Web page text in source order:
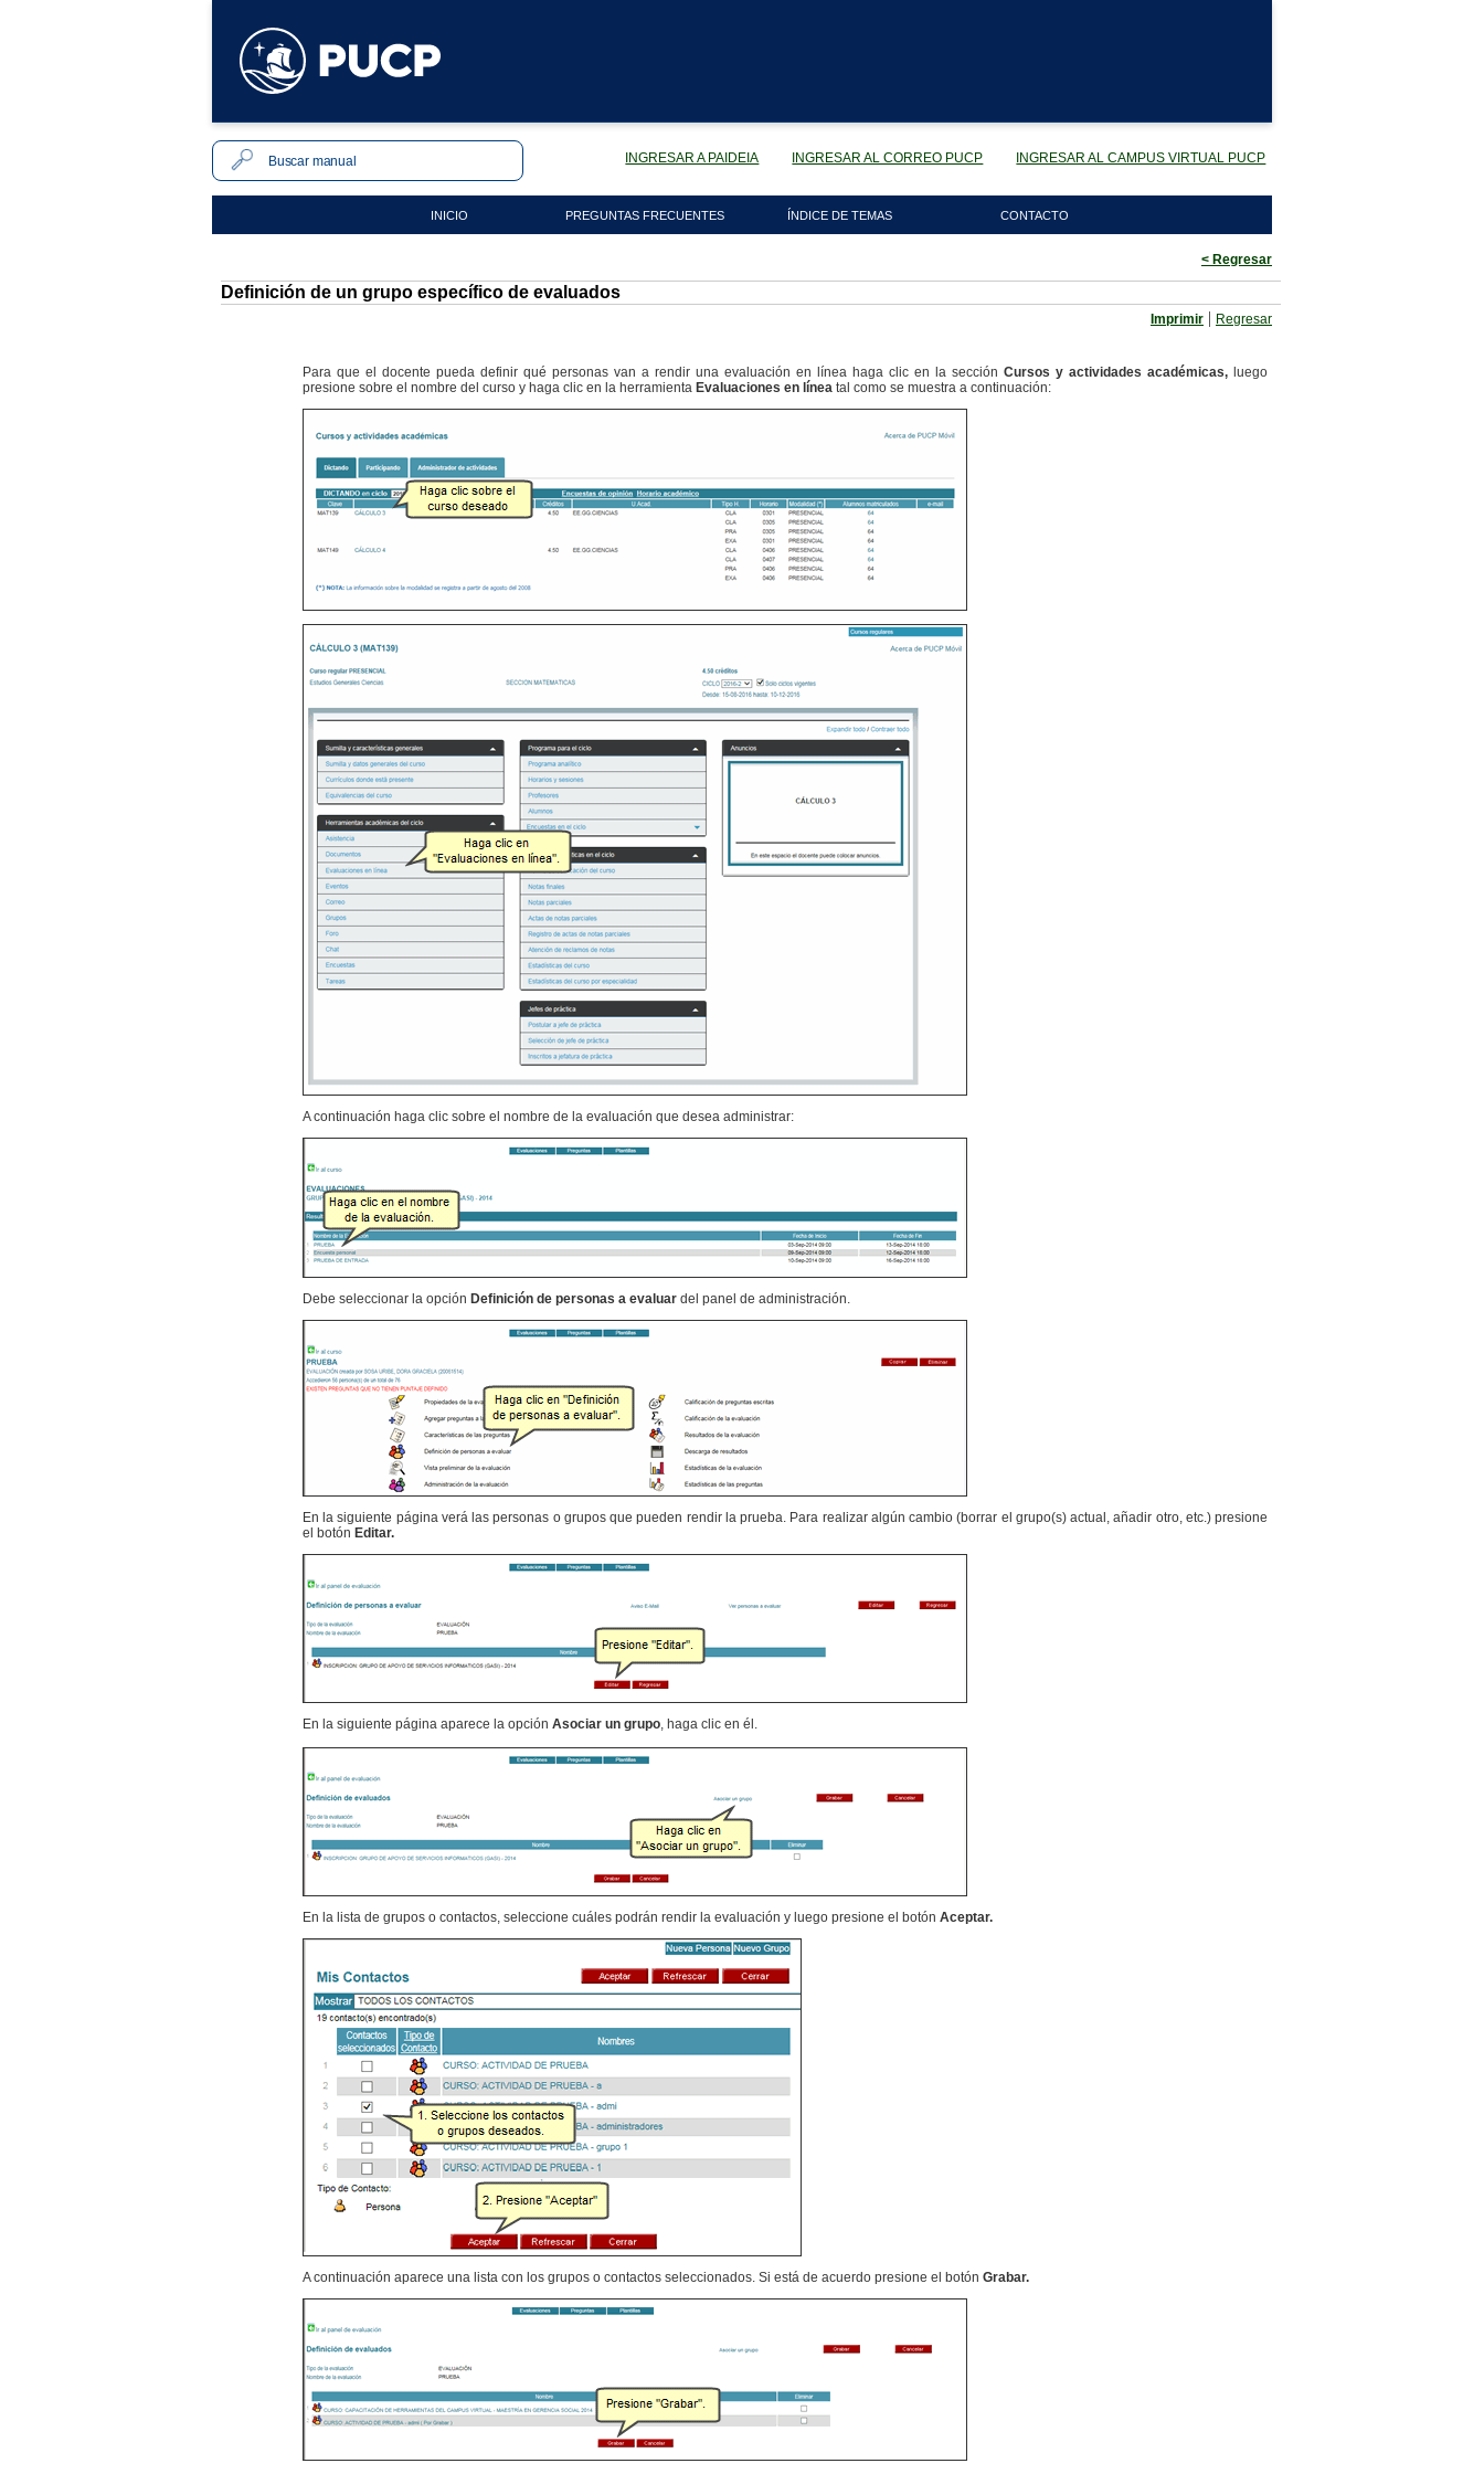
INGRESAR A PAIDEIA INGRESAR AL CORREO PUCP INGRESAR AL CAMPUS VIRTUAL PUCP
INICIO PREGUNTAS FRECUENTES ÍNDICE DE TEMAS CONTACTO
< Regresar
Definición de un grupo específico de evaluados
Imprimir | Regresar
Para que el docente pueda definir qué personas van a rendir una evaluación en línea haga clic en la sección Cursos y actividades académicas, luego
presione sobre el nombre del curso y haga clic en la herramienta Evaluaciones en línea tal como se muestra a continuación:
A continuación haga clic sobre el nombre de la evaluación que desea administrar:
Debe seleccionar la opción Definición de personas a evaluar del panel de administración.
En la siguiente página verá las personas o grupos que pueden rendir la prueba. Para realizar algún cambio (borrar el grupo(s) actual, añadir otro, etc.) presione
el botón Editar.
En la siguiente página aparece la opción Asociar un grupo, haga clic en él.
En la lista de grupos o contactos, seleccione cuáles podrán rendir la evaluación y luego presione el botón Aceptar.
A continuación aparece una lista con los grupos o contactos seleccionados. Si está de acuerdo presione el botón Grabar.